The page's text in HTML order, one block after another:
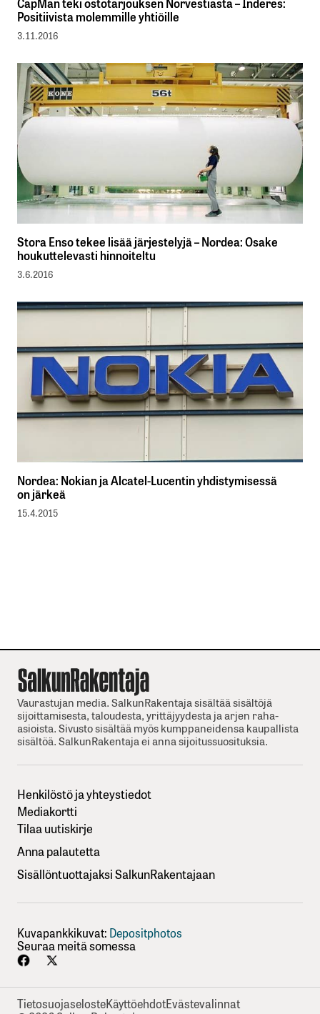
Positiivista molemmille yhtiöille
3.11.2016
Stora Enso tekee lisää järjestelyjä – Nordea: Osake
houkuttelevasti hinnoiteltu
3.6.2016
Nordea: Nokian ja Alcatel-Lucentin yhdistymisessä
on järkeä
15.4.2015
Vaurastujan media. SalkunRakentaja sisältää sisältöjä
sijoittamisesta, taloudesta, yrittäjyydesta ja arjen raha-
asioista. Sivusto sisältää myös kumppaneidensa kaupallista
sisältöä. SalkunRakentaja ei anna sijoitussuosituksia.
Henkilöstö ja yhteystiedot
Mediakortti
Tilaa uutiskirje
Anna palautetta
Sisällöntuottajaksi SalkunRakentajaan
Kuvapankkikuvat: Depositphotos
Seuraa meitä somessa
TietosuojaselosteKäyttöehdotEvästevalinnat